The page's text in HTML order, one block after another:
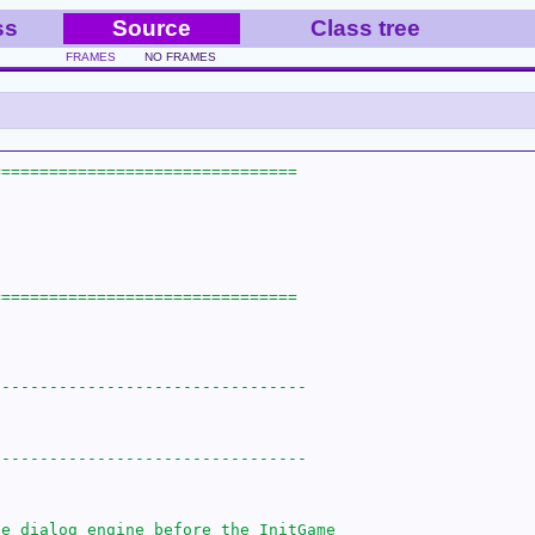
Source Class tree
FRAMES NO FRAMES